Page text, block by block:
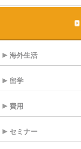
海外生活
留学
費用
セミナー